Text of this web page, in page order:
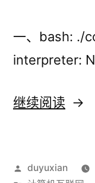
一、bash: ./
interpreter:
继续阅读 “Linux
问
发
duyuxian